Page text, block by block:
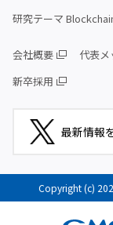
研究テーマ
会社概要 代表メ
新卒採用
最新情報
Copyright (c)